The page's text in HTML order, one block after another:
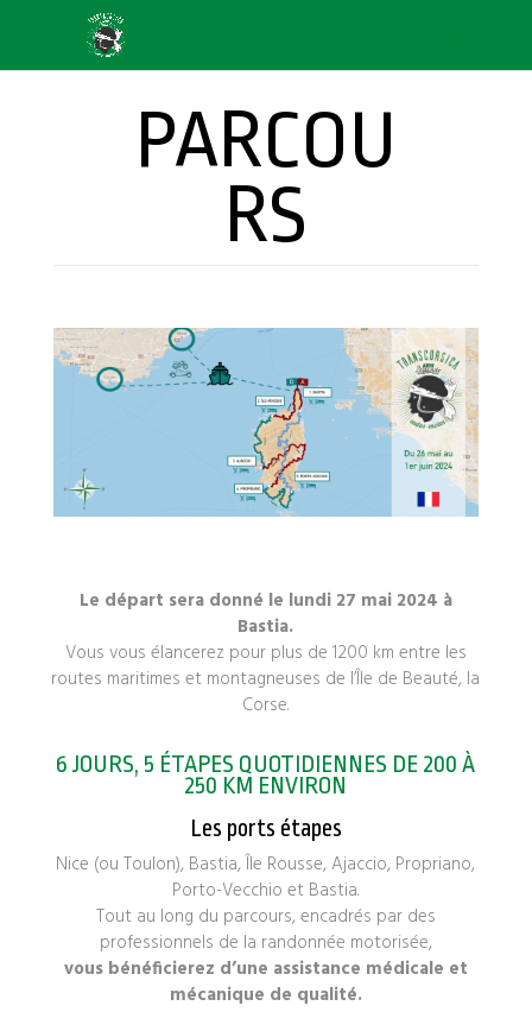
PARCOU
RS
Le départ sera donné le lundi 27 mai 2024 à
Bastia.
Vous vous élancerez pour plus de 1200 km entre les
routes maritimes et montagneuses de l’Île de Beauté, la
Corse.
6 JOURS, 5 ÉTAPES QUOTIDIENNES DE 200 À
250 KM ENVIRON
Les ports étapes
Nice (ou Toulon), Bastia, Île Rousse, Ajaccio, Propriano,
Porto-Vecchio et Bastia.
Tout au long du parcours, encadrés par des
professionnels de la randonnée motorisée,
vous bénéficierez d’une assistance médicale et
mécanique de qualité.